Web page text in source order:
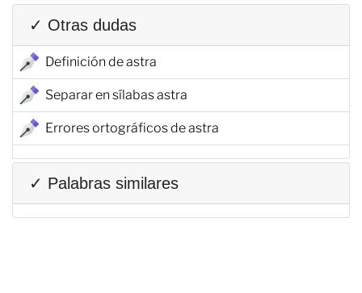
✓ Otras dudas
Definición de astra
Separar en sílabas astra
Errores ortográficos de astra
✓ Palabras similares